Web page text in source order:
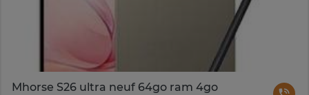
Mhorse S26 ultra neuf 64go ram 4go